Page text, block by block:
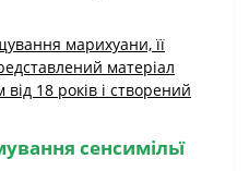
марихуани, її
матеріал
18 років і створений
сенсимільї